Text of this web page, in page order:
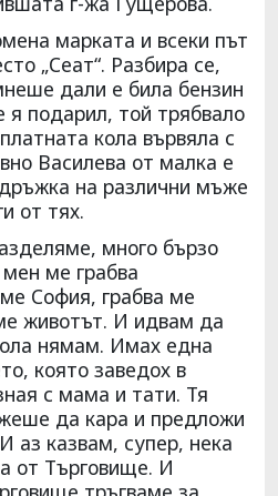
марката и всеки път
„Сеат“. Разбира се,
дали е била бензин
я подарил, той трябвало
кола вървяла с
Василева от малка е
на различни мъже
от тях.
много бързо
ме грабва
София, грабва ме
животът. И идвам да
нямам. Имах една
която заведох в
с мама и тати. Тя
да кара и предложи
аз казвам, супер, нека
от Търговище. И